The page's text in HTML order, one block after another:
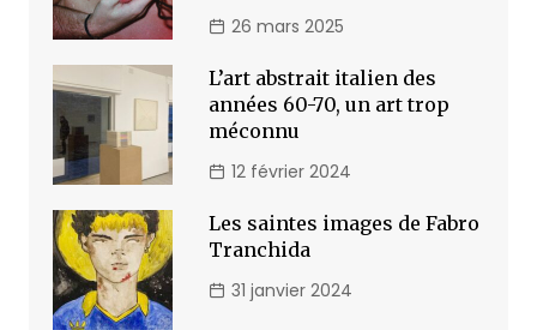
26 mars 2025
L’art abstrait italien des
années 60-70, un art trop
méconnu
12 février 2024
Les saintes images de Fabro
Tranchida
31 janvier 2024